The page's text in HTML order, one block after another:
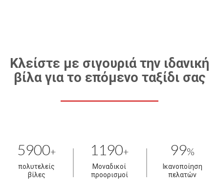
Κλείστε με σιγουριά την ιδανική
βίλα για το επόμενο ταξίδι σας
5900+
πολυτελείς
βίλες
1190+
Μοναδικοί
προορισμοί
99%
Ικανοποίηση
πελατών